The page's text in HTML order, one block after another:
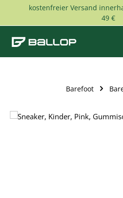
Zum Hauptinhalt springen
kostenfreier Versand
49 €
Barefoot
Bildergalerie überspringen